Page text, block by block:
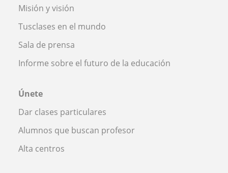
Misión y visión
Tusclases en el mundo
Sala de prensa
Informe sobre el futuro de la educación
Únete
Dar clases particulares
Alumnos que buscan profesor
Alta centros